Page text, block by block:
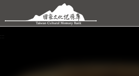
跳到主要內容區塊
:::